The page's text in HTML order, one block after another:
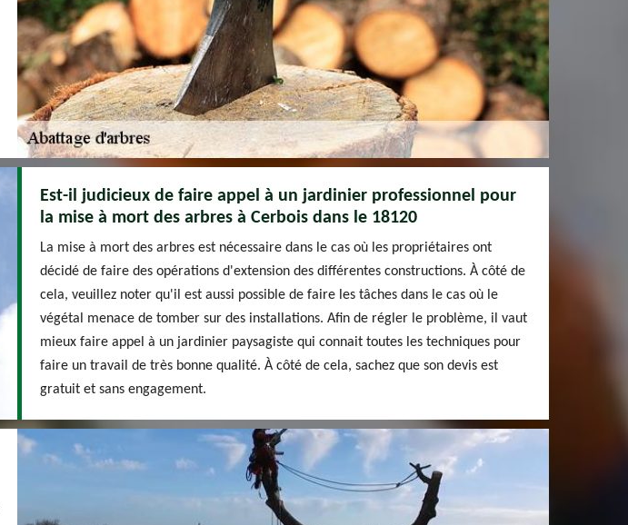
Est-il judicieux de faire appel à un jardinier professionnel pour
la mise à mort des arbres à Cerbois dans le 18120
La mise à mort des arbres est nécessaire dans le cas où les propriétaires ont
décidé de faire des opérations d'extension des différentes constructions. À côté de
cela, veuillez noter qu'il est aussi possible de faire les tâches dans le cas où le
végétal menace de tomber sur des installations. Afin de régler le problème, il vaut
mieux faire appel à un jardinier paysagiste qui connait toutes les techniques pour
faire un travail de très bonne qualité. À côté de cela, sachez que son devis est
gratuit et sans engagement.